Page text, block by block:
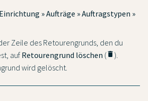
Einrichtung » Aufträge » Auftragstypen »
Zeile des Retourengrunds, den du
auf Retourengrund löschen (delete).
wird gelöscht.